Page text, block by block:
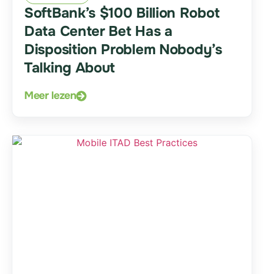
SoftBank’s $100 Billion Robot
Data Center Bet Has a
Disposition Problem Nobody’s
Talking About
Meer lezen